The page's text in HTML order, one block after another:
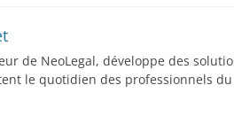
de NeoLegal, développe des
le quotidien des professionnels